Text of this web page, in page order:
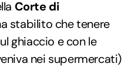
Corte di
stabilito che tenere
ghiaccio e con le
nei supermercati)